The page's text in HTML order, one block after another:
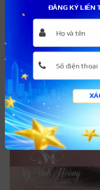
Kỹ thuật nối mi
ĐĂNG KÝ LIỀN